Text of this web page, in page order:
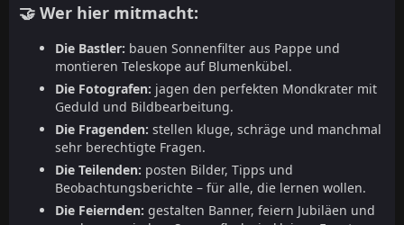
🤝 Wer hier mitmacht:
Die Bastler: bauen Sonnenfilter aus Pappe und
montieren Teleskope auf Blumenkübel.
Die Fotografen: jagen den perfekten Mondkrater mit
Geduld und Bildbearbeitung.
Die Fragenden: stellen kluge, schräge und manchmal
sehr berechtigte Fragen.
Die Teilenden: posten Bilder, Tipps und
Beobachtungsberichte – für alle, die lernen wollen.
Die Feiernden: gestalten Banner, feiern Jubiläen und